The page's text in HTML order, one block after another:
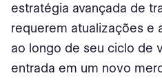
estratégia avançada de
requerem atualizações e
ao longo de seu ciclo de
entrada em um novo